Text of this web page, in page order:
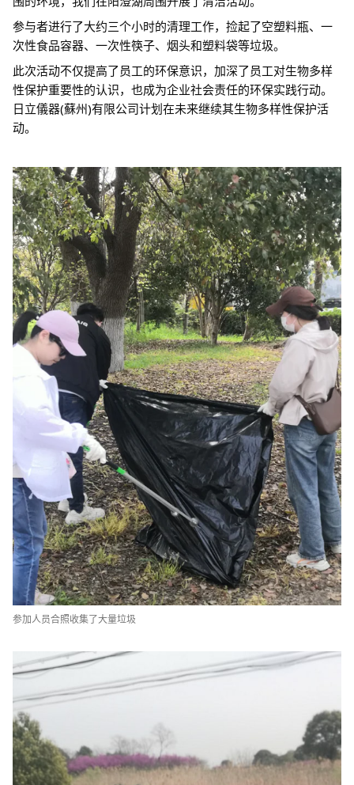
参与者进行了大约三个小时的清理工作，捡起了空塑料瓶、一
次性食品容器、一次性筷子、烟头和塑料袋等垃圾。
此次活动不仅提高了员工的环保意识，加深了员工对生物多样
性保护重要性的认识，也成为企业社会责任的环保实践行动。
日立儀器(蘇州)有限公司计划在未来继续其生物多样性保护活
动。
参加人员合照收集了大量垃圾